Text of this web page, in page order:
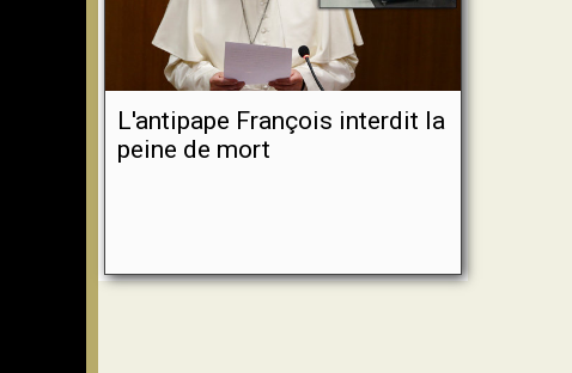
L'antipape François interdit la
peine de mort